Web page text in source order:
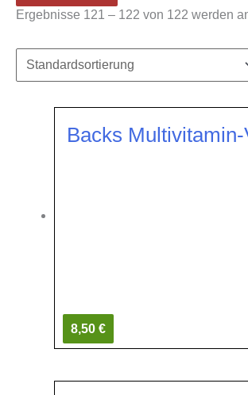
Ergebnisse 121 – 122 von 122 werden
Backs
8,50 €